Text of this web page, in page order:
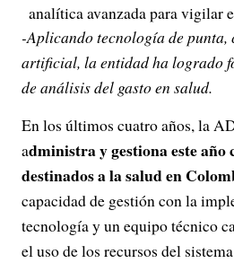
analítica avanzada para vigilar
-Aplicando tecnología de
artificial, la entidad ha logrado
de análisis del gasto en salud.
En los últimos cuatro años, la
administra y gestiona este año
destinados a la salud en
capacidad de gestión con la
tecnología y un equipo técnico
el uso de los recursos del